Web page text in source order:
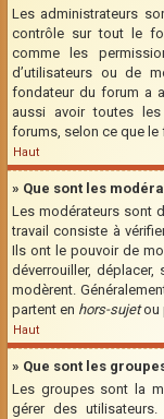
Les administrateurs
contrôle sur tout le
comme les
d’utilisateurs ou de
fondateur du forum a
aussi avoir toutes
forums, selon ce que le
Haut
» Que sont les
Les modérateurs sont
travail consiste à
Ils ont le pouvoir de
déverrouiller,
modèrent.
partent en hors-sujetou
Haut
» Que sont les
Les groupes sont la
gérer des